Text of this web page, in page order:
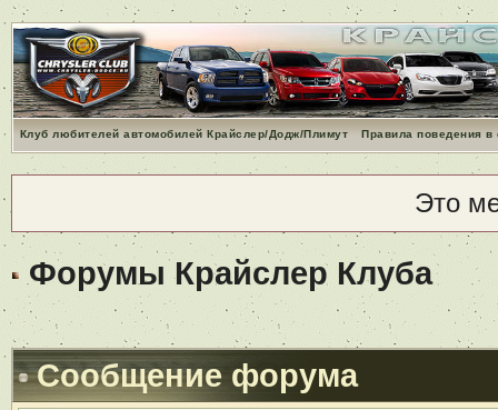
Клуб любителей автомобилей Крайслер/Додж/Плимут Правила поведения
Это
Форумы Крайслер Клуба
Сообщение форума